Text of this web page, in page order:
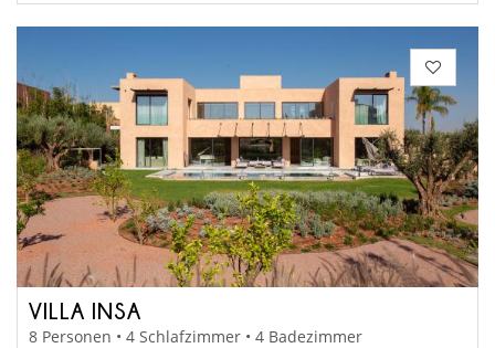
VILLA INSA
8 Personen • 4 Schlafzimmer • 4 Badezimmer